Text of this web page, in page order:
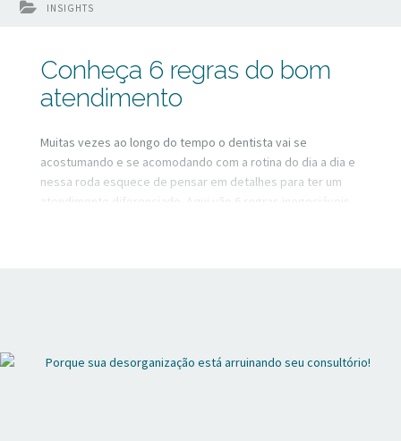
INSIGHTS
Conheça 6 regras do bom
atendimento
Muitas vezes ao longo do tempo o dentista vai se
acostumando e se acomodando com a rotina do dia a dia e
nessa roda esquece de pensar em detalhes para ter um
atendimento diferenciado. Aqui vão 6 regras inegociáveis